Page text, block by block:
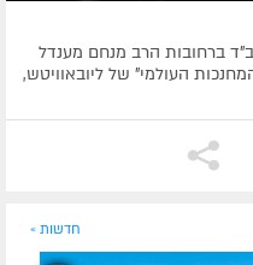
ברחובות הרב מנחם מענדל
העולמי" של ליובאוויטש,
חדשות »